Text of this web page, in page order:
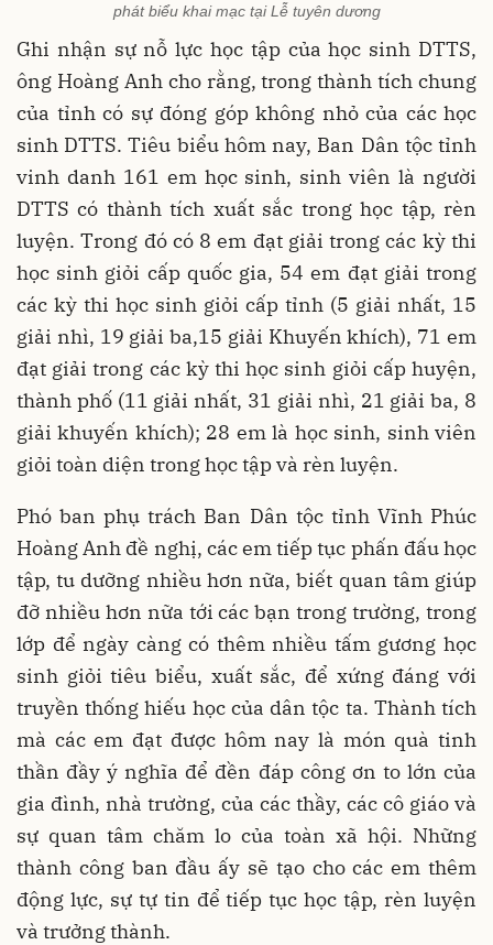
phát biểu khai mạc tại Lễ tuyên dương
Ghi nhận sự nỗ lực học tập của học sinh DTTS,
ông Hoàng Anh cho rằng, trong thành tích chung
của tỉnh có sự đóng góp không nhỏ của các học
sinh DTTS. Tiêu biểu hôm nay, Ban Dân tộc tỉnh
vinh danh 161 em học sinh, sinh viên là người
DTTS có thành tích xuất sắc trong học tập, rèn
luyện. Trong đó có 8 em đạt giải trong các kỳ thi
học sinh giỏi cấp quốc gia, 54 em đạt giải trong
các kỳ thi học sinh giỏi cấp tỉnh (5 giải nhất, 15
giải nhì, 19 giải ba,15 giải Khuyến khích), 71 em
đạt giải trong các kỳ thi học sinh giỏi cấp huyện,
thành phố (11 giải nhất, 31 giải nhì, 21 giải ba, 8
giải khuyến khích); 28 em là học sinh, sinh viên
giỏi toàn diện trong học tập và rèn luyện.
Phó ban phụ trách Ban Dân tộc tỉnh Vĩnh Phúc
Hoàng Anh đề nghị, các em tiếp tục phấn đấu học
tập, tu dưỡng nhiều hơn nữa, biết quan tâm giúp
đỡ nhiều hơn nữa tới các bạn trong trường, trong
lớp để ngày càng có thêm nhiều tấm gương học
sinh giỏi tiêu biểu, xuất sắc, để xứng đáng với
truyền thống hiếu học của dân tộc ta. Thành tích
mà các em đạt được hôm nay là món quà tinh
thần đầy ý nghĩa để đền đáp công ơn to lớn của
gia đình, nhà trường, của các thầy, các cô giáo và
sự quan tâm chăm lo của toàn xã hội. Những
thành công ban đầu ấy sẽ tạo cho các em thêm
động lực, sự tự tin để tiếp tục học tập, rèn luyện
và trưởng thành.